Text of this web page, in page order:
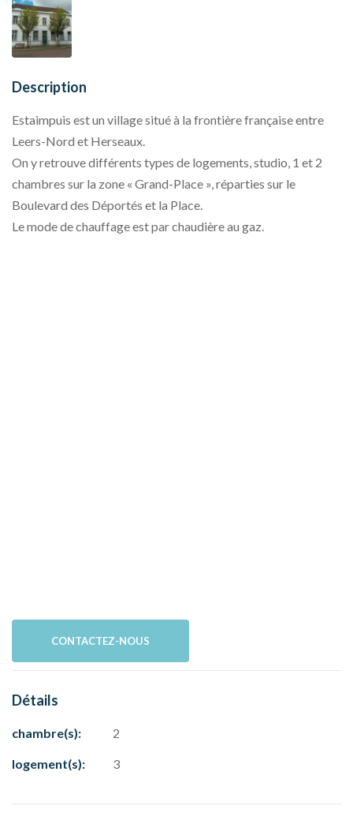
Description
Estaimpuis est un village situé à la frontière française entre
Leers-Nord et Herseaux.
On y retrouve différents types de logements, studio, 1 et 2
chambres sur la zone « Grand-Place », réparties sur le
Boulevard des Déportés et la Place.
Le mode de chauffage est par chaudière au gaz.
CONTACTEZ-NOUS
Détails
chambre(s): 2
logement(s): 3